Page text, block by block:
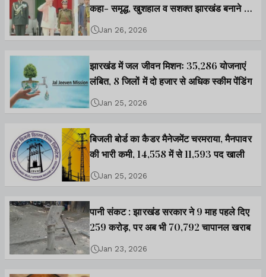
कहा- समृद्ध, खुशहाल व सशक्त झारखंड बनाने का
लें संकल्प
Jan 26, 2026
झारखंड में जल जीवन मिशनः 35,286 योजनाएं
लंबित, 8 जिलों में दो हजार से अधिक स्कीम पेंडिंग
Jan 25, 2026
बिजली बोर्ड का कैडर मैनेजमेंट चरमराया, मैनपावर
की भारी कमी, 14,558 में से 11,593 पद खाली
Jan 25, 2026
पानी संकट : झारखंड सरकार ने 9 माह पहले दिए
259 करोड़, पर अब भी 70,792 चापानल खराब
Jan 23, 2026